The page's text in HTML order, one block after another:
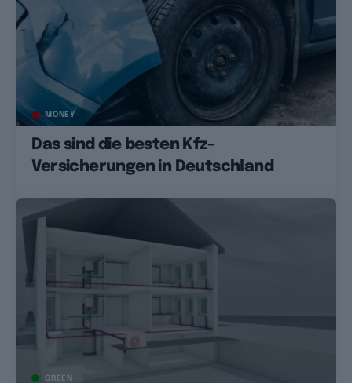
MONEY
Das sind die besten Kfz-
Versicherungen in Deutschland
GREEN